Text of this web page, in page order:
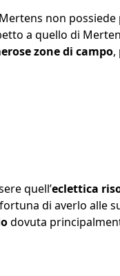
non possiede
a quello di
zone di campo,
quell’eclettica
di averlo alle
dovuta